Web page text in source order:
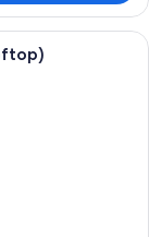
de hotel con cama,